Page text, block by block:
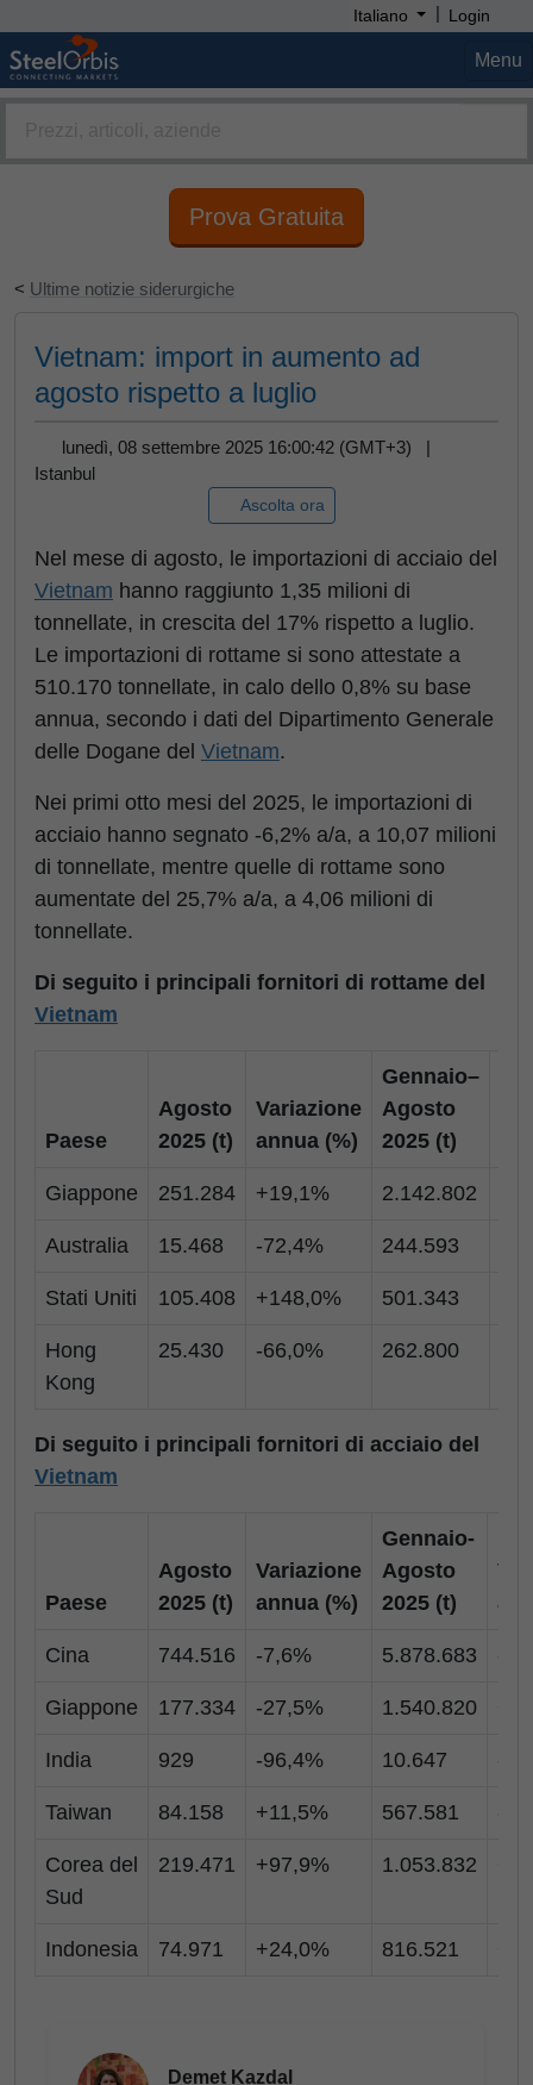
Italiano | Login
Menu
Prova Gratuita
< Ultime notizie siderurgiche
Vietnam: import in aumento ad
agosto rispetto a luglio
lunedì, 08 settembre 2025 16:00:42 (GMT+3) |
Istanbul
Ascolta ora
Nel mese di agosto, le importazioni di acciaio del
Vietnam hanno raggiunto 1,35 milioni di
tonnellate, in crescita del 17% rispetto a luglio.
Le importazioni di rottame si sono attestate a
510.170 tonnellate, in calo dello 0,8% su base
annua, secondo i dati del Dipartimento Generale
delle Dogane del Vietnam.
Nei primi otto mesi del 2025, le importazioni di
acciaio hanno segnato -6,2% a/a, a 10,07 milioni
di tonnellate, mentre quelle di rottame sono
aumentate del 25,7% a/a, a 4,06 milioni di
tonnellate.
Di seguito i principali fornitori di rottame del
Vietnam
Paese
Agosto
2025 (t)
Variazione
annua (%)
Gennaio–
Agosto
2025 (t)
Giappone 251.284 +19,1% 2.142.802
Australia 15.468 -72,4% 244.593
Stati Uniti 105.408 +148,0% 501.343
Hong
Kong
25.430 -66,0% 262.800
Di seguito i principali fornitori di acciaio del
Vietnam
Paese
Agosto
2025 (t)
Variazione
annua (%)
Gennaio-
Agosto
2025 (t)
Cina 744.516 -7,6% 5.878.683
Giappone 177.334 -27,5% 1.540.820
India 929 -96,4% 10.647
Taiwan 84.158 +11,5% 567.581
Corea del
Sud
219.471 +97,9% 1.053.832
Indonesia 74.971 +24,0% 816.521
Demet Kazdal